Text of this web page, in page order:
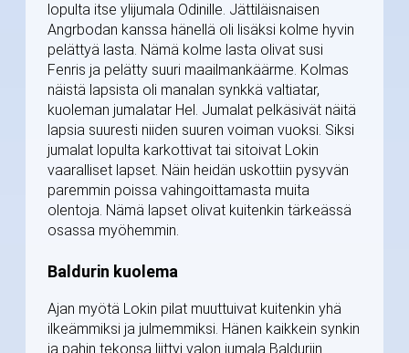
lopulta itse ylijumala Odinille. Jättiläisnaisen
Angrbodan kanssa hänellä oli lisäksi kolme hyvin
pelättyä lasta. Nämä kolme lasta olivat susi
Fenris ja pelätty suuri maailmankäärme. Kolmas
näistä lapsista oli manalan synkkä valtiatar,
kuoleman jumalatar Hel. Jumalat pelkäsivät näitä
lapsia suuresti niiden suuren voiman vuoksi. Siksi
jumalat lopulta karkottivat tai sitoivat Lokin
vaaralliset lapset. Näin heidän uskottiin pysyvän
paremmin poissa vahingoittamasta muita
olentoja. Nämä lapset olivat kuitenkin tärkeässä
osassa myöhemmin.
Baldurin kuolema
Ajan myötä Lokin pilat muuttuivat kuitenkin yhä
ilkeämmiksi ja julmemmiksi. Hänen kaikkein synkin
ja pahin tekonsa liittyi valon jumala Balduriin.